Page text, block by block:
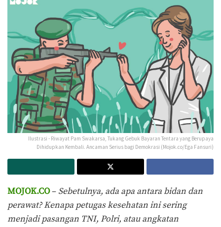
Ilustrasi - Riwayat Pam Swakarsa, Tukang Gebuk Bayaran Tentara yang Berupaya
Dihidupkan Kembali. Ancaman Serius bagi Demokrasi (Mojok.co/Ega Fansuri)
MOJOK.CO– Sebetulnya, ada apa antara bidan dan
perawat? Kenapa petugas kesehatan ini sering
menjadi pasangan TNI, Polri, atau angkatan